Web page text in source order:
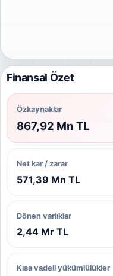
Finansal Özet
Özkaynaklar
867,92 Mn TL
Net kar / zarar
571,39 Mn TL
Dönen varlıklar
2,44 Mr TL
Kısa vadeli yükümlülükler